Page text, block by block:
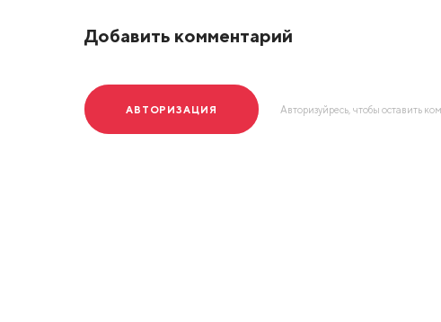
Добавить комментарий
АВТОРИЗАЦИЯ Авторизуйресь, чтобы оставить